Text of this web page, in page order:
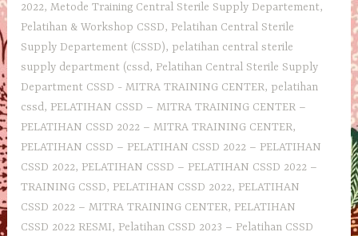
2022,Metode Training Central Sterile Supply Departement,
Pelatihan & Workshop CSSD, Pelatihan Central Sterile
Supply Departement (CSSD), pelatihan central sterile
supply department (cssd, Pelatihan Central Sterile Supply
Department CSSD - MITRA TRAINING CENTER, pelatihan
cssd, PELATIHAN CSSD – MITRA TRAINING CENTER –
PELATIHAN CSSD 2022 – MITRA TRAINING CENTER,
PELATIHAN CSSD – PELATIHAN CSSD 2022 – PELATIHAN
CSSD 2022, PELATIHAN CSSD – PELATIHAN CSSD 2022 –
TRAINING CSSD, PELATIHAN CSSD 2022, PELATIHAN
CSSD 2022 – MITRA TRAINING CENTER, PELATIHAN
CSSD 2022 RESMI, Pelatihan CSSD 2023 – Pelatihan CSSD